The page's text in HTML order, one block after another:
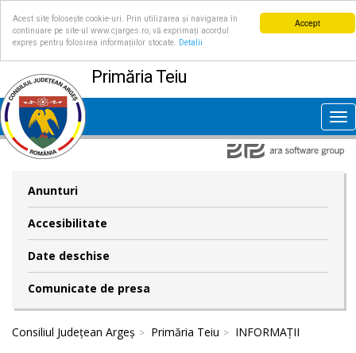
Accept
Acest site folosește cookie-uri. Prin utilizarea și navigarea în
continuare pe site-ul www.cjarges.ro, vă exprimați acordul
expres pentru folosirea informațiilor stocate.
Detalii
Primăria Teiu
Anunturi
Accesibilitate
Date deschise
Comunicate de presa
Consiliul Județean Argeș Primăria Teiu INFORMAȚII